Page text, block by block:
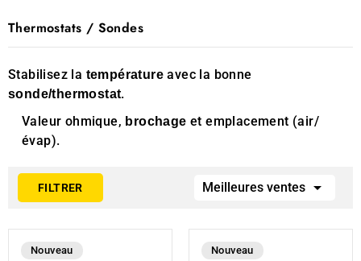
Thermostats / Sondes
Stabilisez la température avec la bonne
sonde/thermostat.
Valeur ohmique, brochage et emplacement (air/
évap).
FILTRER Meilleures ventes 
Nouveau Nouveau